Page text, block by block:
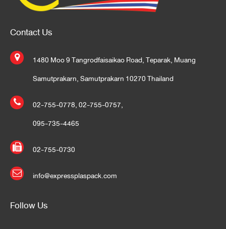
Contact Us
1480 Moo 9 Tangrodfaisaikao Road, Teparak, Muang
Samutprakarn, Samutprakarn 10270 Thailand
02-755-0778,02-755-0757,
095-735-4465
02-755-0730
info@expressplaspack.com
Follow Us